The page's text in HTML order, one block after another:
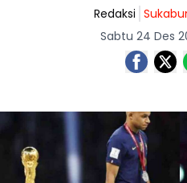
Redaksi
Sabtu 24 Des